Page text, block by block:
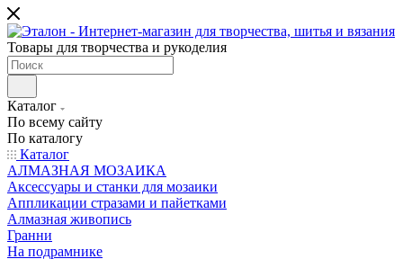
Товары для творчества и рукоделия
Каталог
По всему сайту
По каталогу
Каталог
АЛМАЗНАЯ МОЗАИКА
Аксессуары и станки для мозаики
Аппликации стразами и пайетками
Алмазная живопись
Гранни
На подрамнике